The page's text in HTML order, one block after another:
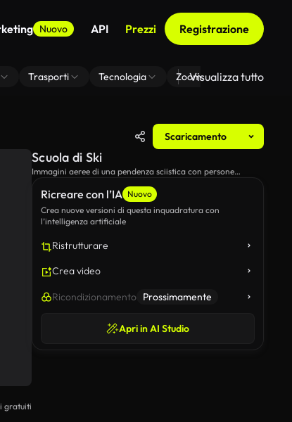
Nuovo API Prezzi Registrazione
Trasporti Tecnologia Zoom Di Sfondo Virtuale
Visualizza tutto
Scaricamento
gratuiti
Ricreare con l’IA Nuovo
Crea nuove versioni di questa inquadratura con
l’intelligenza artificiale
Ristrutturare
Crea video
Ricondizionamento Prossimamente
Apri in AI Studio
Scuola di Ski
Immagini aeree di una pendenza sciistica con persone
cablaggio che saliscono la montagna.